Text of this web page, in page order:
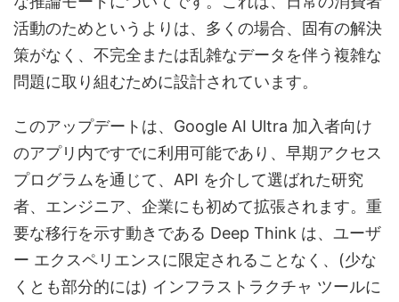
活動のためというよりは、多くの場合、固有の解決
策がなく、不完全または乱雑なデータを伴う複雑な
問題に取り組むために設計されています。
このアップデートは、Google AI Ultra 加入者向け
のアプリ内ですでに利用可能であり、早期アクセス
プログラムを通じて、API を介して選ばれた研究
者、エンジニア、企業にも初めて拡張されます。重
要な移行を示す動きである Deep Think は、ユーザ
ー エクスペリエンスに限定されることなく、(少な
くとも部分的には) インフラストラクチャ ツールに